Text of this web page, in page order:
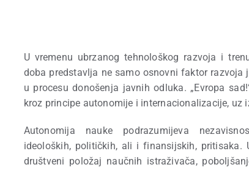
U vremenu ubrzanog tehnološkog razvoja i
doba predstavlja ne samo osnovni faktor razvoja
u procesu donošenja javnih odluka. „Evropa
kroz principe autonomije i internacionalizacije, uz
Autonomija nauke podrazumijeva
ideoloških, političkih, ali i finansijskih, pritisaka.
društveni položaj naučnih istraživača,